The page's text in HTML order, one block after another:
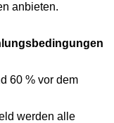
anbieten.
60 % vor dem
werden alle